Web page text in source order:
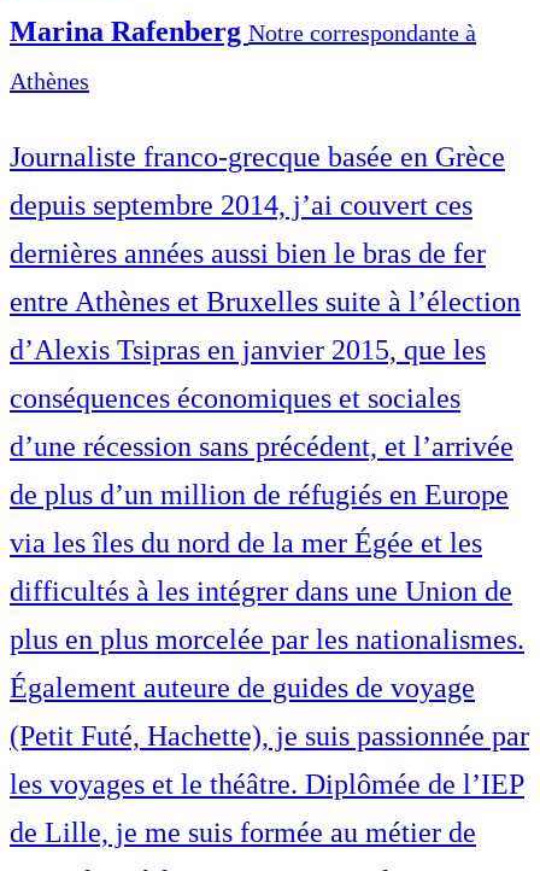
Marina Rafenberg Notre correspondante à
Athènes
Journaliste franco-grecque basée en Grèce
depuis septembre 2014, j’ai couvert ces
dernières années aussi bien le bras de fer
entre Athènes et Bruxelles suite à l’élection
d’Alexis Tsipras en janvier 2015, que les
conséquences économiques et sociales
d’une récession sans précédent, et l’arrivée
de plus d’un million de réfugiés en Europe
via les îles du nord de la mer Égée et les
difficultés à les intégrer dans une Union de
plus en plus morcelée par les nationalismes.
Également auteure de guides de voyage
(Petit Futé, Hachette), je suis passionnée par
les voyages et le théâtre. Diplômée de l’IEP
de Lille, je me suis formée au métier de